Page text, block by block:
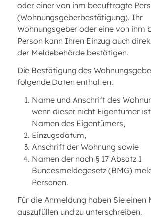
oder einer von ihm beauftragte
(Wohnungsgeberbestätigung). Ihr
Wohnungsgeber oder eine von ihm
Person kann Ihren Einzug auch
der Meldebehörde bestätigen.
Die Bestätigung des
folgende Daten enthalten:
Name und Anschrift des
wenn dieser nicht Eigentümer
Namen des Eigentümers,
Einzugsdatum,
Anschrift der Wohnung sowie
Namen der nach § 17 Absatz 1
Bundesmeldegesetz (BMG)
Personen.
Für die Anmeldung haben Sie einen
auszufüllen und zu unterschreiben.